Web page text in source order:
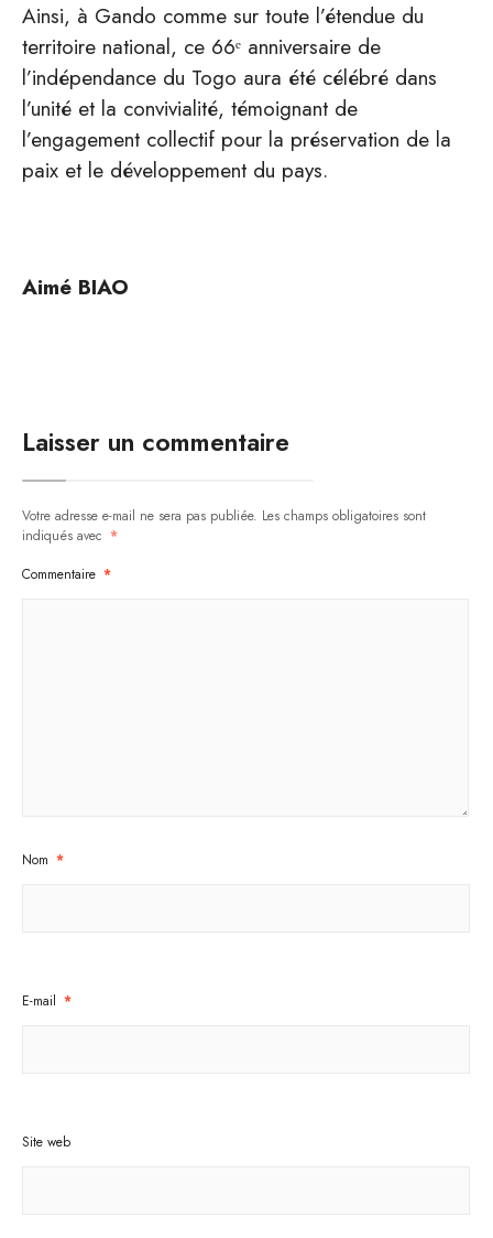
Ainsi, à Gando comme sur toute l’étendue du
territoire national, ce 66ᵉ anniversaire de
l’indépendance du Togo aura été célébré dans
l’unité et la convivialité, témoignant de
l’engagement collectif pour la préservation de la
paix et le développement du pays.
Aimé BIAO
Laisser un commentaire
Votre adresse e-mail ne sera pas publiée. Les champs obligatoires sont
indiqués avec *
Commentaire *
Nom *
E-mail *
Site web